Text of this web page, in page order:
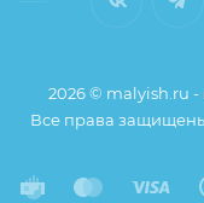
2026 © malyish.ru -
Все права